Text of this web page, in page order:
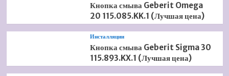
Кнопка смыва Geberit Omega
20 115.085.KK.1 (Лучшая цена)
Инсталляции
Кнопка смыва Geberit Sigma 30
115.893.KX.1 (Лучшая цена)